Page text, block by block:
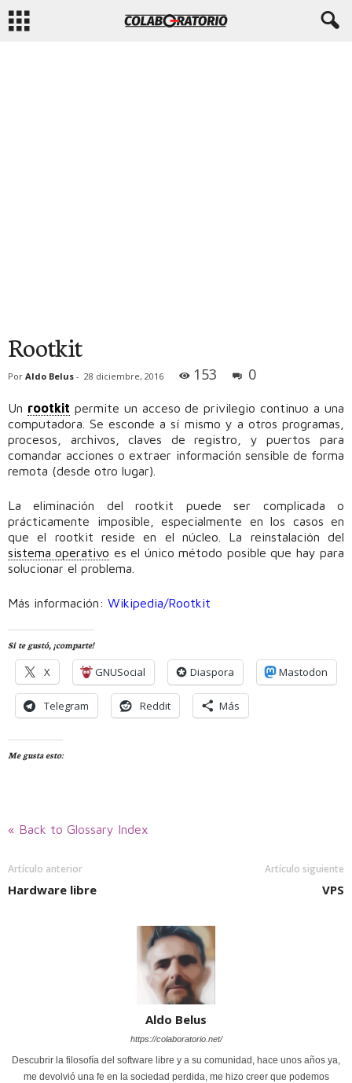
Rootkit
Por Aldo Belus - 28 diciembre, 2016 153 0
Un rootkit permite un acceso de privilegio continuo a una
computadora. Se esconde a sí mismo y a otros programas,
procesos, archivos, claves de registro, y puertos para
comandar acciones o extraer información sensible de forma
remota (desde otro lugar).
La eliminación del rootkit puede ser complicada o
prácticamente imposible, especialmente en los casos en
que el rootkit reside en el núcleo. La reinstalación del
sistema operativo es el único método posible que hay para
solucionar el problema.
Más información: Wikipedia/Rootkit
Si te gustó, ¡comparte!
X GNUSocial Diaspora Mastodon
Telegram Reddit Más
Me gusta esto:
« Back to Glossary Index
Artículo anterior
Hardware libre
Artículo siguiente
VPS
Aldo Belus
https://colaboratorio.net/
Descubrir la filosofía del software libre y a su comunidad, hace unos años ya,
me devolvió una fe en la sociedad perdida, me hizo creer que podemos